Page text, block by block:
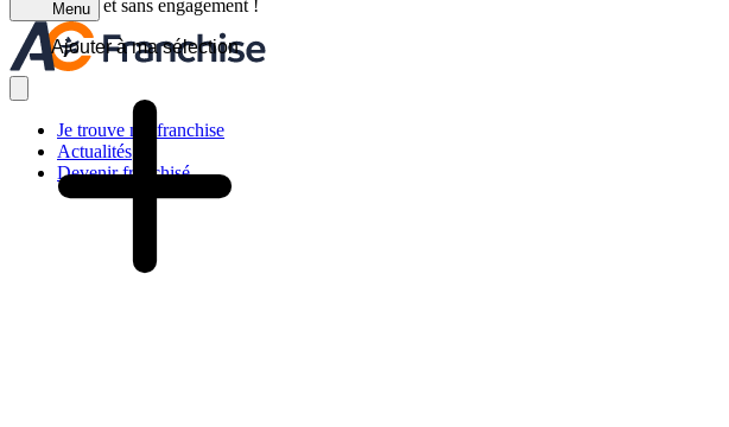
Menu
Je trouve ma franchise
Actualités
Devenir franchisé
C'est gratuit et sans engagement !
Ajouter à ma sélection